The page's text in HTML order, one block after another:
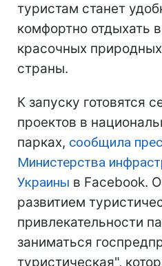
туристам станет
комфортно отдыхать
красочных
страны.
К запуску готовятся
проектов в
парках, сообщила
Министерства
Украины в Facebook.
развитием
привлекательности
заниматься
туристическая",